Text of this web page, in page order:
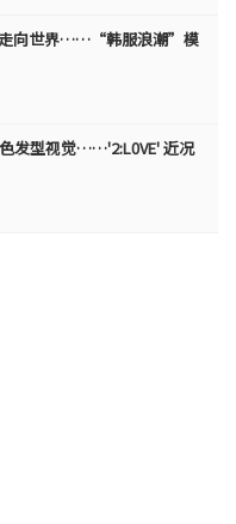
走向世界……“韩服浪潮”模
发型视觉……'2:L0VE' 近况